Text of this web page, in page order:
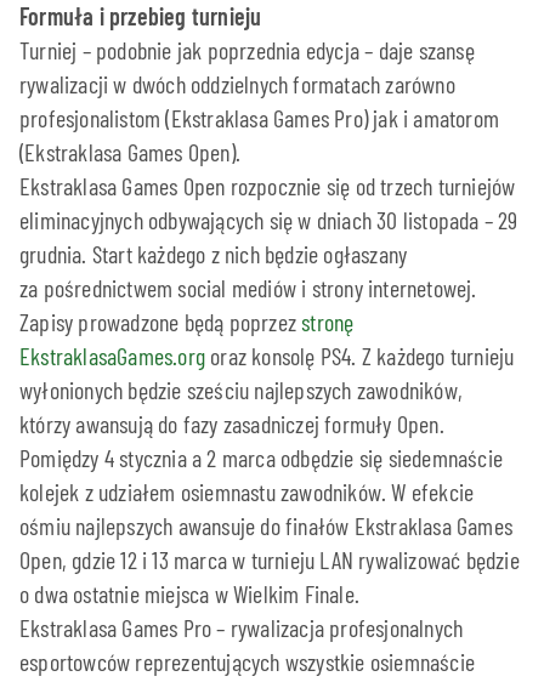
Formuła i przebieg turnieju
Turniej – podobnie jak poprzednia edycja – daje szansę
rywalizacji w dwóch oddzielnych formatach zarówno
profesjonalistom (Ekstraklasa Games Pro) jak i amatorom
(Ekstraklasa Games Open).
Ekstraklasa Games Open rozpocznie się od trzech turniejów
eliminacyjnych odbywających się w dniach 30 listopada – 29
grudnia. Start każdego z nich będzie ogłaszany
za pośrednictwem social mediów i strony internetowej.
Zapisy prowadzone będą poprzezstronę
EkstraklasaGames.org oraz konsolę PS4. Z każdego turnieju
wyłonionych będzie sześciu najlepszych zawodników,
którzy awansują do fazy zasadniczej formuły Open.
Pomiędzy 4 stycznia a 2 marca odbędzie się siedemnaście
kolejek z udziałem osiemnastu zawodników. W efekcie
ośmiu najlepszych awansuje do finałów Ekstraklasa Games
Open, gdzie 12 i 13 marca w turnieju LAN rywalizować będzie
o dwa ostatnie miejsca w Wielkim Finale.
Ekstraklasa Games Pro – rywalizacja profesjonalnych
esportowców reprezentujących wszystkie osiemnaście